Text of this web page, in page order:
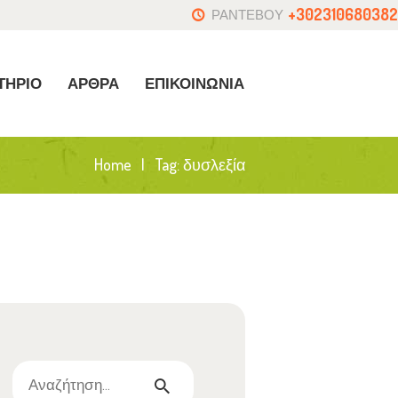
ΡΑΝΤΕΒΟΥ +302310680382
ΑΡΘΡΑ ΕΠΙΚΟΙΝΩΝΙΑ
Home Tag: δυσλεξία